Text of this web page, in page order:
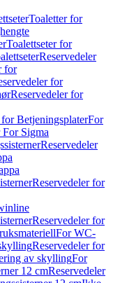
Toaletter for
Toalettseter for
Reservedeler
for
for
Reservedeler for
BetjeningsplaterFor
For Sigma
Reservedeler
Reservedeler for
Reservedeler for
For WC-
Reservedeler for
av skyllingFor
12 cmReservedeler